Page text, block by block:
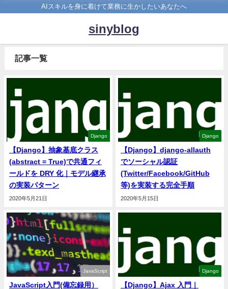
AIスキルを身に着けて業務に生かしたいあなたへ
sinyblog
記事一覧
Django
【Django】抽象基底クラス
(abstract = True)で共通フィ
ールドを DRY 化｜モデル継承
の実装パターン
2020年5月21日
Django
【Django】django-allauth
でソーシャル認証
(Twitter/Facebook/GitHub
等)を実装する完全手順
2020年5月15日
JavaScript
JavaScript入門(備忘録用）
Django
【Django】Ajax 入門｜